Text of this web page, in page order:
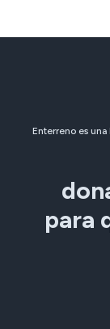
Enterreno es
para